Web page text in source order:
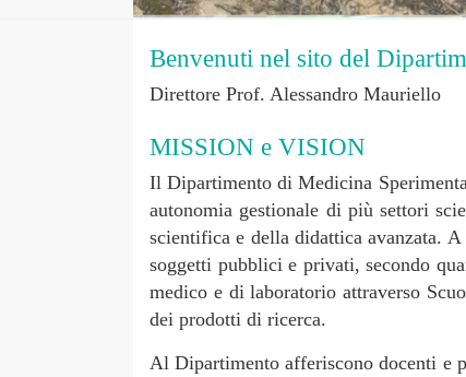
Benvenuti nel sito del
Direttore Prof. Alessandro Mauriello
MISSION e VISION
Il Dipartimento di Medicina
autonomia gestionale di più settori
scientifica e della didattica avanzata.
soggetti pubblici e privati, secondo
medico e di laboratorio attraverso
dei prodotti di ricerca.
Al Dipartimento afferiscono docenti e